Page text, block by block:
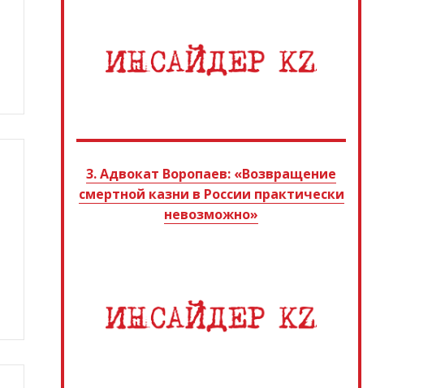
3. Адвокат Воропаев: «Возвращение
смертной казни в России практически
невозможно»